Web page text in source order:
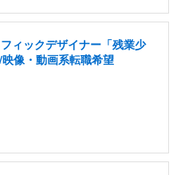
ィックデザイナー「残業少
像・動画系転職希望